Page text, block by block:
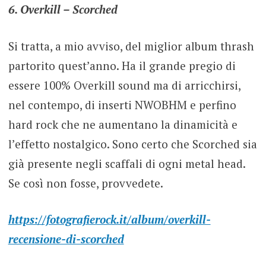
6. Overkill – Scorched
Si tratta, a mio avviso, del miglior album thrash
partorito quest’anno. Ha il grande pregio di
essere 100% Overkill sound ma di arricchirsi,
nel contempo, di inserti NWOBHM e perfino
hard rock che ne aumentano la dinamicità e
l’effetto nostalgico. Sono certo che Scorched sia
già presente negli scaffali di ogni metal head.
Se così non fosse, provvedete.
https://fotografierock.it/album/overkill-
recensione-di-scorched